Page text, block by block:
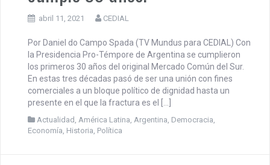
Un Mercosur fracturado
cumple 30 años.
Por Daniel do Campo Spada (TV Mundus para CEDIAL) Con